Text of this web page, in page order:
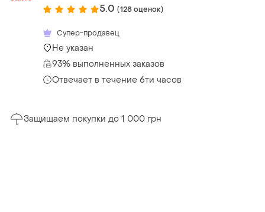
5.0 (128 оценок)
Супер-продавец
Не указан
93% выполненных заказов
Отвечает в течение 6ти часов
Защищаем покупки до 1 000 грн